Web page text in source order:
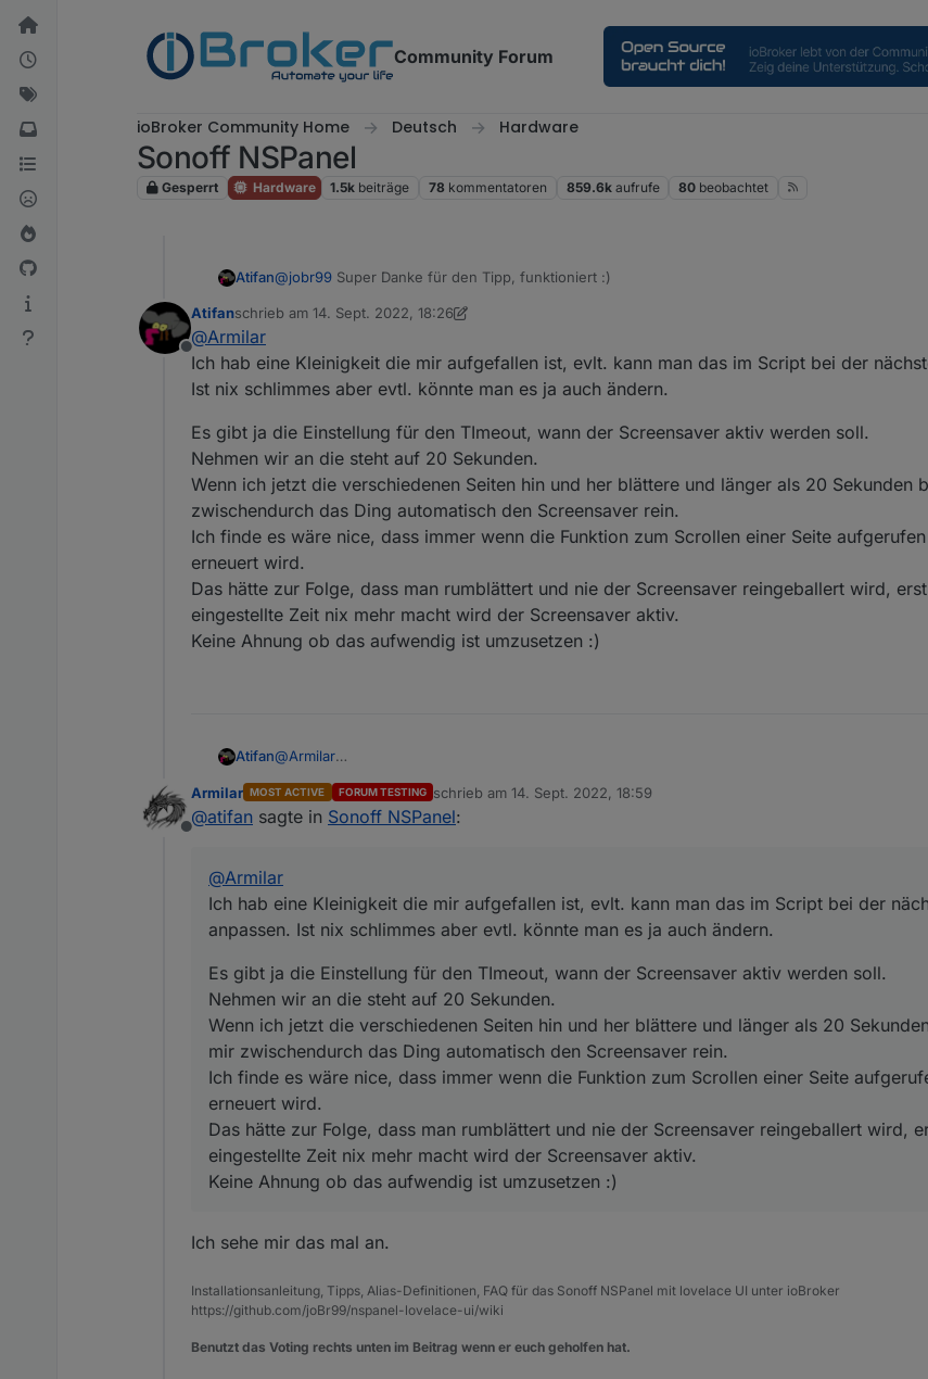
Weiter zum Inhalt
Community Forum
ioBroker Community Home Deutsch Hardware
Sonoff NSPanel
Gesperrt Hardware 1.5k beiträge 78 kommentatoren 859.6k aufrufe 80 beobachtet
Atifan@jobr99 Super Danke für den Tipp, funktioniert :)
Offline
Atifanschrieb am 14. Sept. 2022, 18:26
zuletzt editiert von Atifan
@Armilar
Ich hab eine Kleinigkeit die mir aufgefallen ist, evlt. kann man das im Script bei der
Ist nix schlimmes aber evtl. könnte man es ja auch ändern.
Es gibt ja die Einstellung für den TImeout, wann der Screensaver aktiv werden soll.
Nehmen wir an die steht auf 20 Sekunden.
Wenn ich jetzt die verschiedenen Seiten hin und her blättere und länger als 20 Sekunden
zwischendurch das Ding automatisch den Screensaver rein.
Ich finde es wäre nice, dass immer wenn die Funktion zum Scrollen einer Seite
erneuert wird.
Das hätte zur Folge, dass man rumblättert und nie der Screensaver reingeballert wird,
eingestellte Zeit nix mehr macht wird der Screensaver aktiv.
Keine Ahnung ob das aufwendig ist umzusetzen :)
Atifan@Armilar
schlimmes aber evtl. könnte man es ja auch ändern.
Es gibt ja die Einstellung für den TImeout, wann der Screensaver aktiv werden soll.
Nehmen wir an die steht auf 20 Sekunden.
Ich finde es wäre nice, dass immer wenn die Funktion zum Scrollen einer Seite aufgerufen
Das hätte zur Folge, dass man rumblättert und nie der Screensaver reingeballert wird, erst wenn
Zeit nix mehr macht wird der Screensaver aktiv.
Keine Ahnung ob das aufwendig ist umzusetzen :)
Offline
Armilar MOST ACTIVE FORUM TESTING schrieb am14. Sept. 2022, 18:59
zuletzt editiert von
@atifan sagte in Sonoff NSPanel:
@Armilar
Ich hab eine Kleinigkeit die mir aufgefallen ist, evlt. kann man das im Script bei der
anpassen. Ist nix schlimmes aber evtl. könnte man es ja auch ändern.
Es gibt ja die Einstellung für den TImeout, wann der Screensaver aktiv werden soll.
Nehmen wir an die steht auf 20 Sekunden.
Wenn ich jetzt die verschiedenen Seiten hin und her blättere und länger als 20
mir zwischendurch das Ding automatisch den Screensaver rein.
Ich finde es wäre nice, dass immer wenn die Funktion zum Scrollen einer Seite
erneuert wird.
Das hätte zur Folge, dass man rumblättert und nie der Screensaver reingeballert wird,
eingestellte Zeit nix mehr macht wird der Screensaver aktiv.
Keine Ahnung ob das aufwendig ist umzusetzen :)
Ich sehe mir das mal an.
Installationsanleitung, Tipps, Alias-Definitionen, FAQ für das Sonoff NSPanel mit lovelace UI unter ioBroker
https://github.com/joBr99/nspanel-lovelace-ui/wiki
Benutzt das Voting rechts unten im Beitrag wenn er euch geholfen hat.